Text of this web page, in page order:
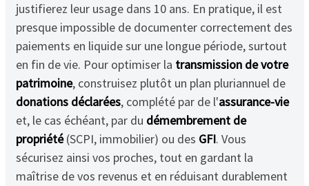
justifierez leur usage dans 10 ans. En pratique, il est
presque impossible de documenter correctement des
paiements en liquide sur une longue période, surtout
en fin de vie. Pour optimiser la transmission de votre
patrimoine, construisez plutôt un plan pluriannuel de
donations déclarées, complété par de l'assurance-vie
et, le cas échéant, par du démembrement de
propriété(SCPI, immobilier) ou des GFI. Vous
sécurisez ainsi vos proches, tout en gardant la
maîtrise de vos revenus et en réduisant durablement